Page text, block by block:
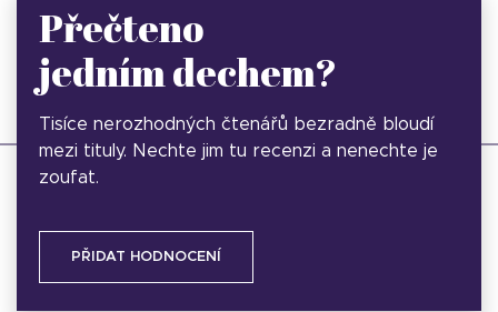
Přečteno
jedním dechem?
Tisíce nerozhodných čtenářů bezradně bloudí
mezi tituly. Nechte jim tu recenzi a nenechte je
zoufat.
PŘIDAT HODNOCENÍ